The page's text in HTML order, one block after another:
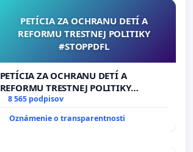
PETÍCIA ZA OCHRANU DETÍ A
REFORMU TRESTNEJ POLITIKY
#STOPPDFL
PETÍCIA ZA OCHRANU DETÍ A
REFORMU TRESTNEJ POLITIKY
#STOPPDFL
8 565 podpisov
Oznámenie o transparentnosti